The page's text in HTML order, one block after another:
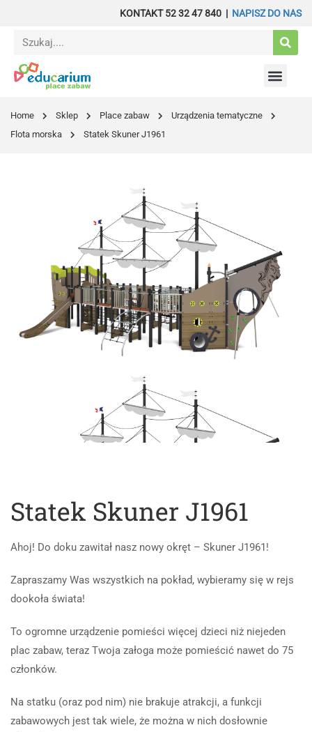
KONTAKT 52 32 47 840 | NAPISZ DO NAS
Home Sklep Place zabaw
Urządzenia tematyczne
Flota morska
Statek Skuner J1961
Statek Skuner J1961
Ahoj! Do doku zawitał nasz nowy okręt – Skuner J1961!
Zapraszamy Was wszystkich na pokład, wybieramy się w rejs
dookoła świata!
To ogromne urządzenie pomieści więcej dzieci niż niejeden
plac zabaw, teraz Twoja załoga może pomieścić nawet do 75
członków.
Na statku (oraz pod nim) nie brakuje atrakcji, a funkcji
zabawowych jest tak wiele, że można w nich dosłownie